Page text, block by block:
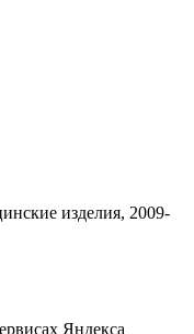
изделия, 2009-
Яндекса